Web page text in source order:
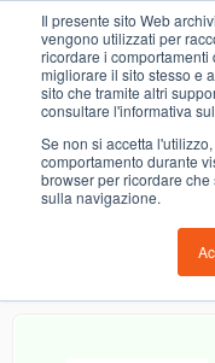
Il presente sito Web
vengono utilizzati per
ricordare i comportamenti
migliorare il sito stesso e
sito che tramite altri
consultare l'informativa
Se non si accetta
comportamento durante
browser per ricordare
sulla navigazione.
gastronomia e del
nello spazio